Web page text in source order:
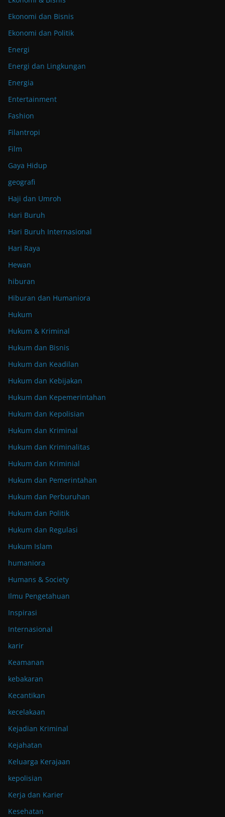
Ekonomi dan Bisnis
Ekonomi dan Politik
Energi
Energi dan Lingkungan
Energia
Entertainment
Fashion
Filantropi
Film
Gaya Hidup
geografi
Haji dan Umroh
Hari Buruh
Hari Buruh Internasional
Hari Raya
Hewan
hiburan
Hiburan dan Humaniora
Hukum
Hukum & Kriminal
Hukum dan Bisnis
Hukum dan Keadilan
Hukum dan Kebijakan
Hukum dan Kepemerintahan
Hukum dan Kepolisian
Hukum dan Kriminal
Hukum dan Kriminalitas
Hukum dan Kriminial
Hukum dan Pemerintahan
Hukum dan Perburuhan
Hukum dan Politik
Hukum dan Regulasi
Hukum Islam
humaniora
Humans & Society
Ilmu Pengetahuan
Inspirasi
Internasional
karir
Keamanan
kebakaran
Kecantikan
kecelakaan
Kejadian Kriminal
Kejahatan
Keluarga Kerajaan
kepolisian
Kerja dan Karier
Kesehatan